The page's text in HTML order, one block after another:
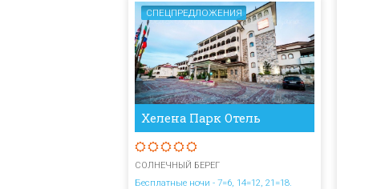
СПЕЦПРЕДЛОЖЕНИЯ
Хелена Парк Отель
СОЛНЕЧНЫЙ БЕРЕГ
Бесплатные ночи - 7=6, 14=12, 21=18.